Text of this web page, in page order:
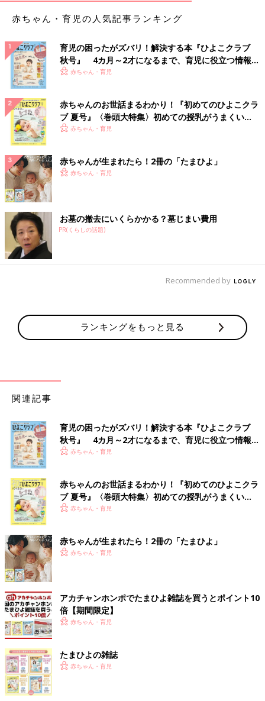
赤ちゃん・育児の人気記事ランキング
育児の困ったがズバリ！解決する本『ひよこクラブ
秋号』 4カ月～2才になるまで、育児に役立つ情報が
いっぱい！
赤ちゃん・育児
赤ちゃんのお世話まるわかり！『初めてのひよこクラ
ブ 夏号』〈巻頭大特集〉初めての授乳がうまくい
く！ おっぱい・ミルクの基本と夏のトラブル 解決テ
赤ちゃん・育児
赤ちゃんが生まれたら！2冊の「たまひよ」
赤ちゃん・育児
お墓の撤去にいくらかかる？墓じまい費用
PR(くらしの話題)
Recommended by
ランキングをもっと見る
関連記事
育児の困ったがズバリ！解決する本『ひよこクラブ
秋号』 4カ月～2才になるまで、育児に役立つ情報が
いっぱい！
赤ちゃん・育児
赤ちゃんのお世話まるわかり！『初めてのひよこクラ
ブ 夏号』〈巻頭大特集〉初めての授乳がうまくい
く！ おっぱい・ミルクの基本と夏のトラブル 解決テ
赤ちゃん・育児
赤ちゃんが生まれたら！2冊の「たまひよ」
赤ちゃん・育児
アカチャンホンポでたまひよ雑誌を買うとポイント10
倍【期間限定】
赤ちゃん・育児
たまひよの雑誌
赤ちゃん・育児